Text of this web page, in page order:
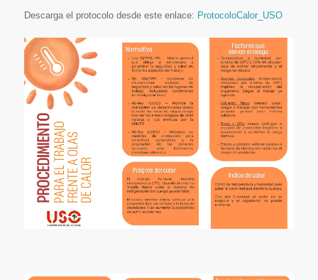
Descarga el protocolo desde este enlace: ProtocoloCalor_USO